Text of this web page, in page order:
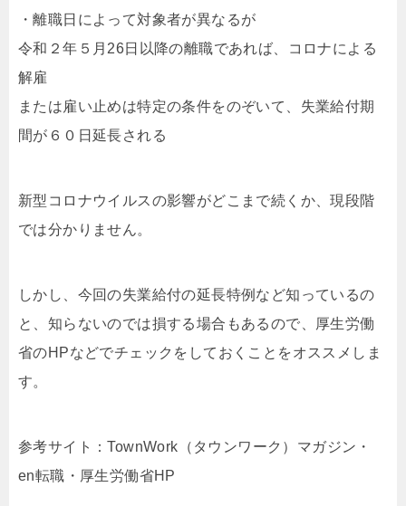
・離職日によって対象者が異なるが
令和２年５月26日以降の離職であれば、コロナによる
解雇
または雇い止めは特定の条件をのぞいて、失業給付期
間が６０日延長される
新型コロナウイルスの影響がどこまで続くか、現段階
では分かりません。
しかし、今回の失業給付の延長特例など知っているの
と、知らないのでは損する場合もあるので、厚生労働
省のHPなどでチェックをしておくことをオススメしま
す。
参考サイト：TownWork（タウンワーク）マガジン・
en転職・厚生労働省HP